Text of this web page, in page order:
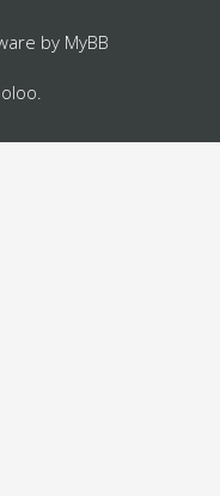
by MyBB
.